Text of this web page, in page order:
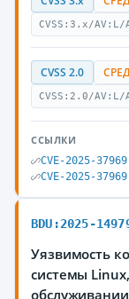
CVSS:3.x/
CVSS 2.0
CVSS:2.0/
ССЫЛКИ
CVE-2025-37969
CVE-2025-37969
BDU:2025-
Уязвимость
системы
обслуживании